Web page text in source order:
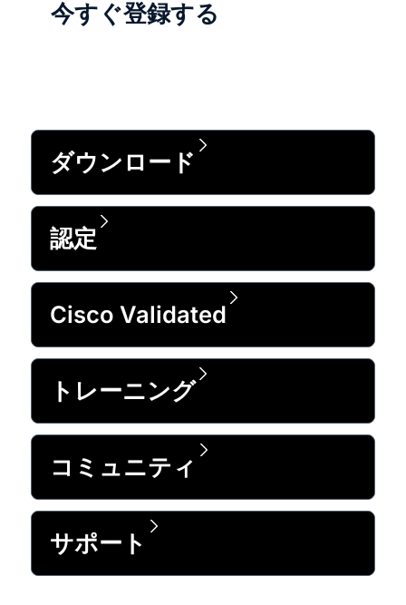
今すぐ登録する
ダウンロード
認定
Cisco Validated
トレーニング
コミュニティ
サポート